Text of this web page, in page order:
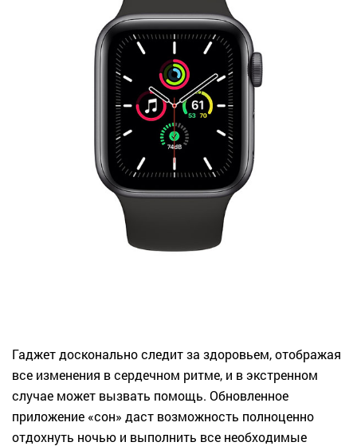
Гаджет досконально следит за здоровьем, отображая
все изменения в сердечном ритме, и в экстренном
случае может вызвать помощь. Обновленное
приложение «сон» даст возможность полноценно
отдохнуть ночью и выполнить все необходимые